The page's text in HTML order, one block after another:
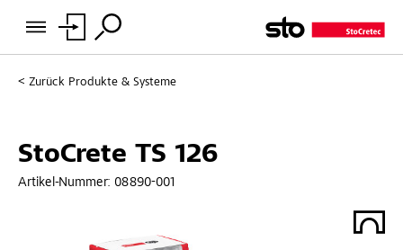
Zurück Produkte & Systeme
StoCrete TS 126
Artikel-Nummer: 08890-001